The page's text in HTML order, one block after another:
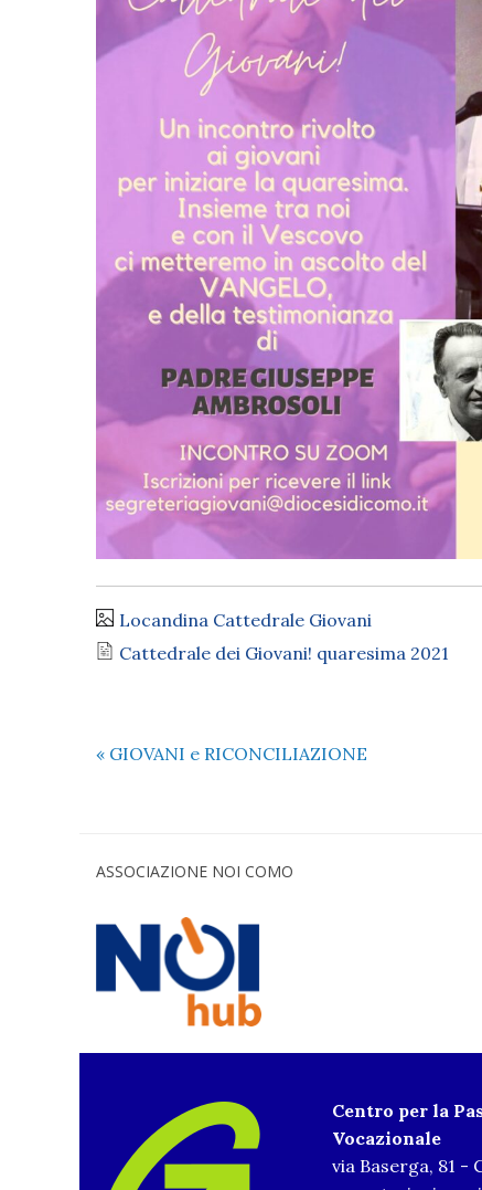
Locandina Cattedrale Giovani
Cattedrale dei Giovani! quaresima 2021
« GIOVANI e RICONCILIAZIONE
ASSOCIAZIONE NOI COMO
Centro per la
Vocazionale
via Baserga, 81 -